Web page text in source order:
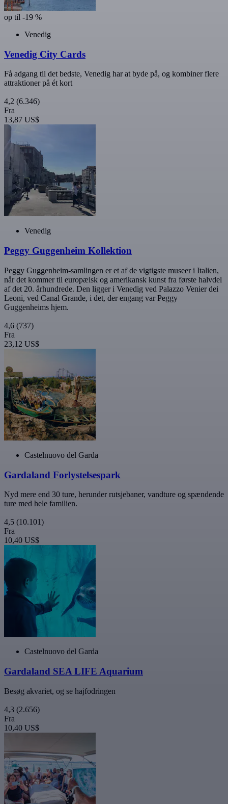
op til -19 %
Venedig
Venedig City Cards
Få adgang til det bedste, Venedig har at byde på, og kombiner flere
attraktioner på ét kort
4,2 (6.346)
Fra
13,87 US$
Venedig
Peggy Guggenheim Kollektion
Peggy Guggenheim-samlingen er et af de vigtigste museer i Italien,
når det kommer til europæisk og amerikansk kunst fra første halvdel
af det 20. århundrede. Den ligger i Venedig ved Palazzo Venier dei
Leoni, ved Canal Grande, i det, der engang var Peggy
Guggenheims hjem.
4,6 (737)
Fra
23,12 US$
Castelnuovo del Garda
Gardaland Forlystelsespark
Nyd mere end 30 ture, herunder rutsjebaner, vandture og spændende
ture med hele familien.
4,5 (10.101)
Fra
10,40 US$
Castelnuovo del Garda
Gardaland SEA LIFE Aquarium
Besøg akvariet, og se hajfodringen
4,3 (2.656)
Fra
10,40 US$